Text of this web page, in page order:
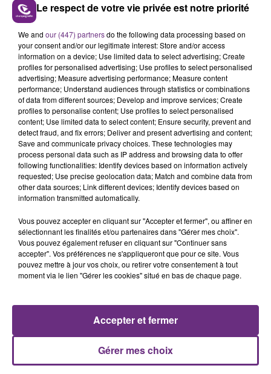
LE MAGASIN JOUÉCLUB DE REIMS FERME
SES PORTES
C'était l'une des institutions du centre-ville
rémois. Le magasin JouéClub est contraint de
fermer ses portes.
TITRES DIFFUSÉS
16h23
16h23
TAYLOR SWIFT
I Knew It, I Knew You
16h20
16h20
TOM FRAGER
Lady Melody
Le respect de votre vie privée est notre priorité
We and our (447) partnersdo the following data processing based on
your consent and/or our legitimate interest: Store and/or access
information on a device; Use limited data to select advertising; Create
profiles for personalised advertising; Use profiles to select personalised
advertising; Measure advertising performance; Measure content
performance; Understand audiences through statistics or combinations
of data from different sources; Develop and improve services; Create
profiles to personalise content; Use profiles to select personalised
content; Use limited data to select content; Ensure security, prevent and
detect fraud, and fix errors; Deliver and present advertising and content;
Save and communicate privacy choices. These technologies may
process personal data such as IP address and browsing data to offer
following functionalities: Identify devices based on information actively
requested; Use precise geolocation data; Match and combine data from
other data sources; Link different devices; Identify devices based on
information transmitted automatically.
Vous pouvez accepter en cliquant sur "Accepter et fermer", ou affiner en
sélectionnant les finalités et/ou partenaires dans "Gérer mes choix".
Vous pouvez également refuser en cliquant sur "Continuer sans
accepter". Vos préférences ne s'appliqueront que pour ce site. Vous
pouvez mettre à jour vos choix, ou retirer votre consentement à tout
moment via le lien "Gérer les cookies" situé en bas de chaque page.
Gérer mes choix
Accepter et fermer